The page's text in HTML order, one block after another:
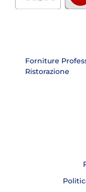
Forniture
Ristorazione